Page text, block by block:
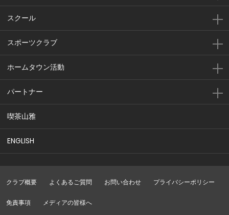
スクール
スポーツクラブ
ホームタウン活動
パートナー
喫茶山雅
ENGLISH
クラブ概要 よくあるご質問 お問い合わせ プライバシーポリシー
免責事項 メディアの皆様へ